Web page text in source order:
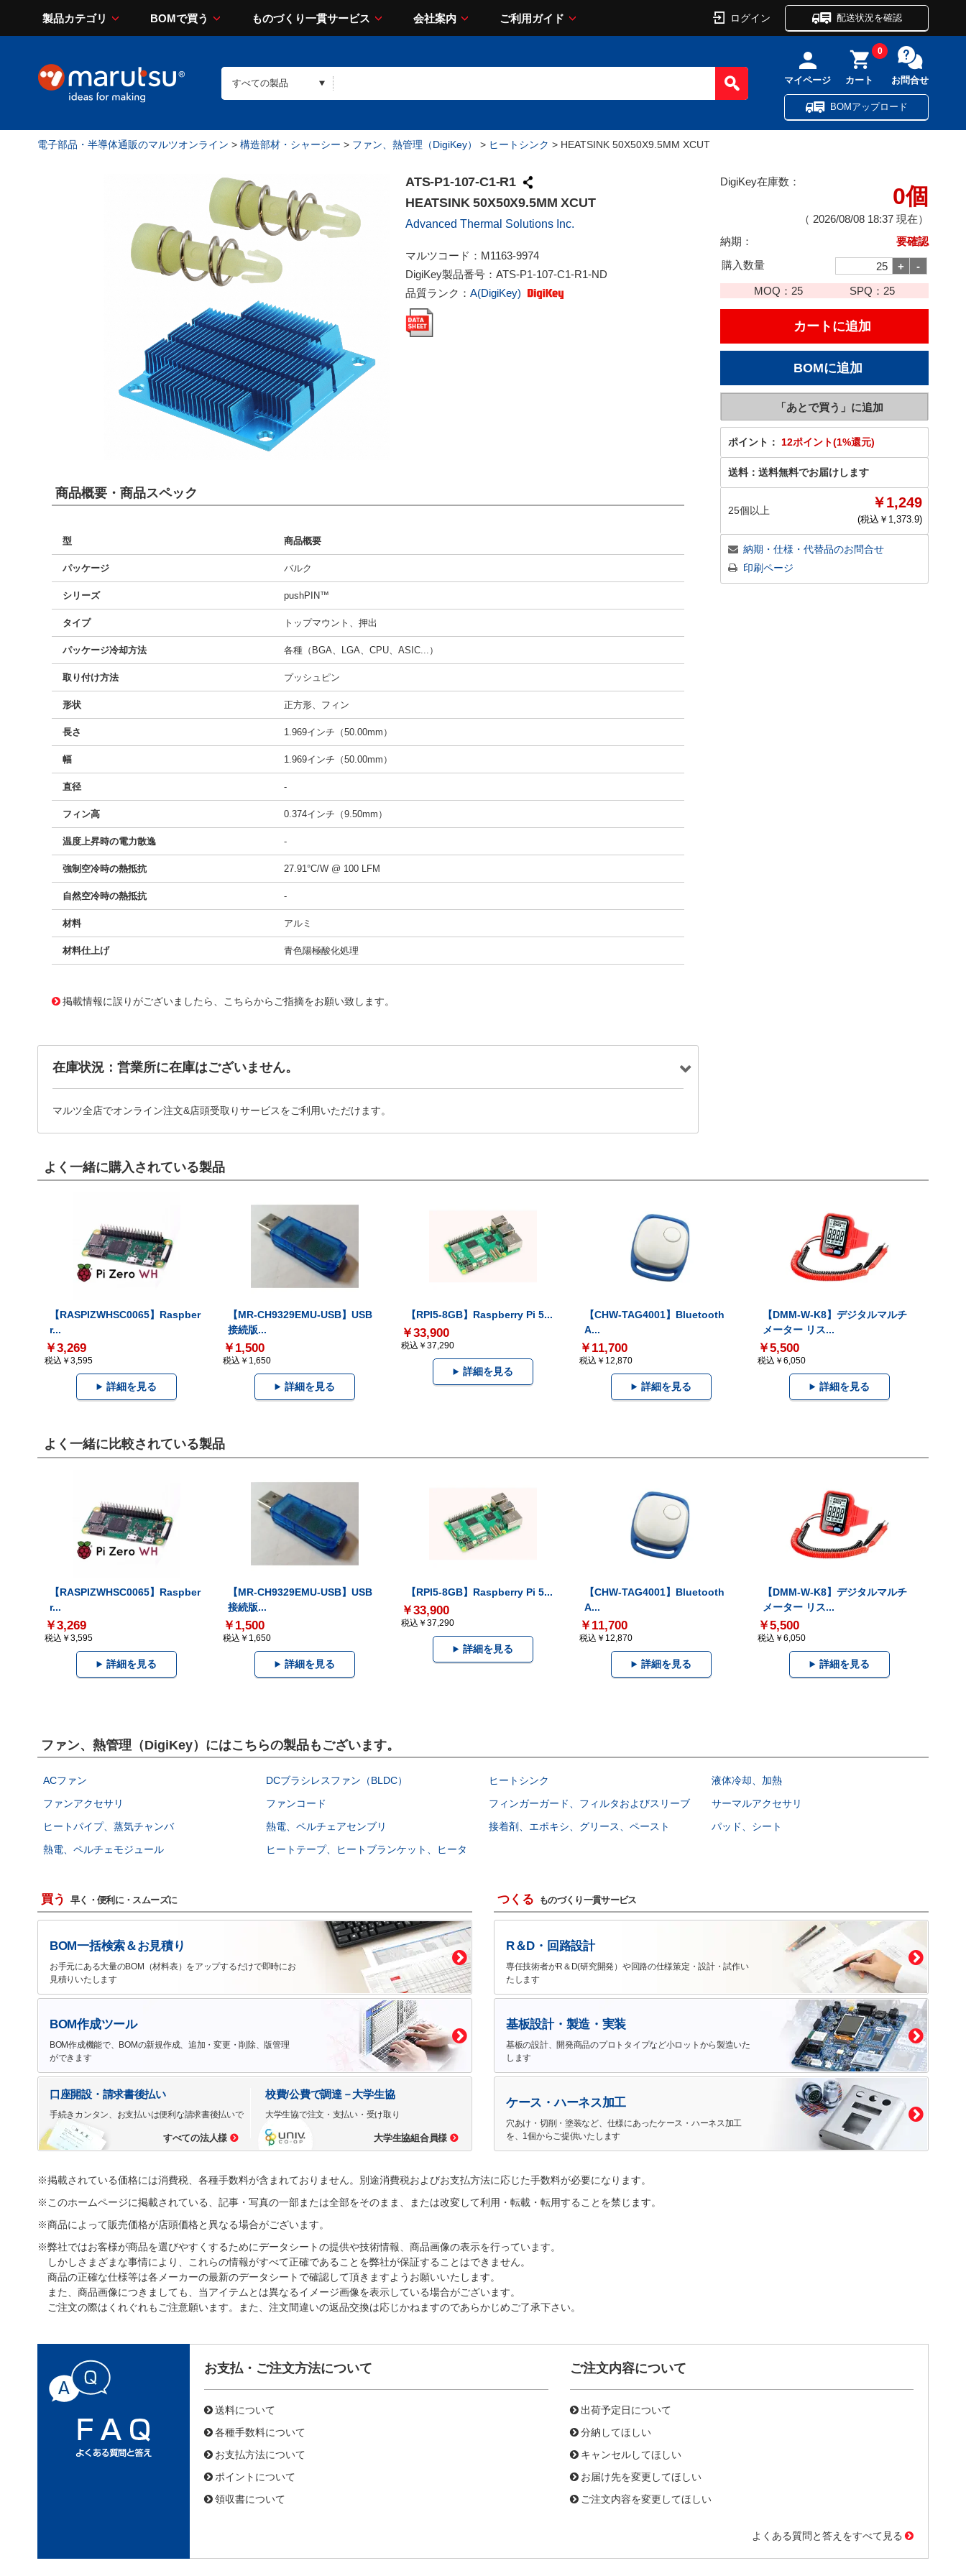
製品カテゴリ BOMで買う ものづくり一貫サービス 会社案内 ご利用ガイド ログイン 配送状況を確認
マイページ カート
0
お問合せ
BOMアップロード
電子部品・半導体通販のマルツオンライン > 構造部材・シャーシー > ファン、熱管理（DigiKey） > ヒートシンク > HEATSINK 50X50X9.5MM XCUT
ATS-P1-107-C1-R1
HEATSINK 50X50X9.5MM XCUT
Advanced Thermal Solutions Inc.
マルツコード： M1163-9974
DigiKey製品番号： ATS-P1-107-C1-R1-ND
品質ランク： A(DigiKey)
DigiKey在庫数：
0個
（ 2026/08/08 18:37 現在）
納期：
要確認
購入数量
MOQ： 25 SPQ： 25
ポイント： 12ポイント(1%還元)
送料： 送料無料でお届けします
25個以上 ￥1,249
(税込￥ 1,373.9)
納期・仕様・代替品のお問合せ
印刷ページ
商品概要・商品スペック
型 商品概要
パッケージ バルク
シリーズ pushPIN™
タイプ トップマウント、押出
パッケージ冷却方法 各種（BGA、LGA、CPU、ASIC...）
取り付け方法 プッシュピン
形状 正方形、フィン
長さ 1.969インチ（50.00mm）
幅 1.969インチ（50.00mm）
直径 -
フィン高 0.374インチ（9.50mm）
温度上昇時の電力散逸 -
強制空冷時の熱抵抗 27.91°C/W @ 100 LFM
自然空冷時の熱抵抗 -
材料 アルミ
材料仕上げ 青色陽極酸化処理
掲載情報に誤りがございましたら、こちらからご指摘をお願い致します。
在庫状況：営業所に在庫はございません。
マルツ全店でオンライン注文&店頭受取りサービスをご利用いただけます。
よく一緒に購入されている製品
【RASPIZWHSC0065】Raspber
r...
￥3,269
税込￥3,595
詳細を見る
【MR-CH9329EMU-USB】USB
接続版...
￥1,500
税込￥1,650
詳細を見る
【RPI5-8GB】Raspberry Pi 5...
￥33,900
税込￥37,290
詳細を見る
【CHW-TAG4001】Bluetooth
A...
￥11,700
税込￥12,870
詳細を見る
【DMM-W-K8】デジタルマルチ
メーター リス...
￥5,500
税込￥6,050
詳細を見る
よく一緒に比較されている製品
【RASPIZWHSC0065】Raspber
r...
￥3,269
税込￥3,595
詳細を見る
【MR-CH9329EMU-USB】USB
接続版...
￥1,500
税込￥1,650
詳細を見る
【RPI5-8GB】Raspberry Pi 5...
￥33,900
税込￥37,290
詳細を見る
【CHW-TAG4001】Bluetooth
A...
￥11,700
税込￥12,870
詳細を見る
【DMM-W-K8】デジタルマルチ
メーター リス...
￥5,500
税込￥6,050
詳細を見る
ファン、熱管理（DigiKey）にはこちらの製品もございます。
ACファン DCブラシレスファン（BLDC） ヒートシンク
液体冷却、加熱
ファンアクセサリ
ファンコード フィンガーガード、フィルタおよびスリーブ
サーマルアクセサリ
ヒートパイプ、蒸気チャンバ
熱電、ペルチェアセンブリ 接着剤、エポキシ、グリース、ペースト
パッド、シート
熱電、ペルチェモジュール
ヒートテープ、ヒートブランケット、ヒータ
買う 早く・便利に・スムーズに
BOM一括検索＆お見積り
お手元にある大量のBOM（材料表）をアップするだけで即時にお
見積りいたします
BOM作成ツール
BOM作成機能で、BOMの新規作成、追加・変更・削除、版管理
ができます
口座開設・請求書後払い
手続きカンタン、お支払いは便利な請求書後払いで
すべての法人様
校費/公費で調達－大学生協
大学生協で注文・支払い・受け取り
大学生協組合員様
つくる ものづくり一貫サービス
R＆D・回路設計
専任技術者がR＆D(研究開発）や回路の仕様策定・設計・試作い
たします
基板設計・製造・実装
基板の設計、開発商品のプロトタイプなど小ロットから製造いた
します
ケース・ハーネス加工
穴あけ・切削・塗装など、仕様にあったケース・ハーネス加工
を、1個からご提供いたします
※掲載されている価格には消費税、各種手数料が含まれておりません。別途消費税およびお支払方法に応じた手数料が必要になります。
※このホームページに掲載されている、記事・写真の一部または全部をそのまま、または改変して利用・転載・転用することを禁じます。
※商品によって販売価格が店頭価格と異なる場合がございます。
※弊社ではお客様が商品を選びやすくするためにデータシートの提供や技術情報、商品画像の表示を行っています。
しかしさまざまな事情により、これらの情報がすべて正確であることを弊社が保証することはできません。
商品の正確な仕様等は各メーカーの最新のデータシートで確認して頂きますようお願いいたします。
また、商品画像につきましても、当アイテムとは異なるイメージ画像を表示している場合がございます。
ご注文の際はくれぐれもご注意願います。また、注文間違いの返品交換は応じかねますのであらかじめご了承下さい。
お支払・ご注文方法について
送料について
各種手数料について
お支払方法について
ポイントについて
領収書について
ご注文内容について
出荷予定日について
分納してほしい
キャンセルしてほしい
お届け先を変更してほしい
ご注文内容を変更してほしい
よくある質問と答えをすべて見る